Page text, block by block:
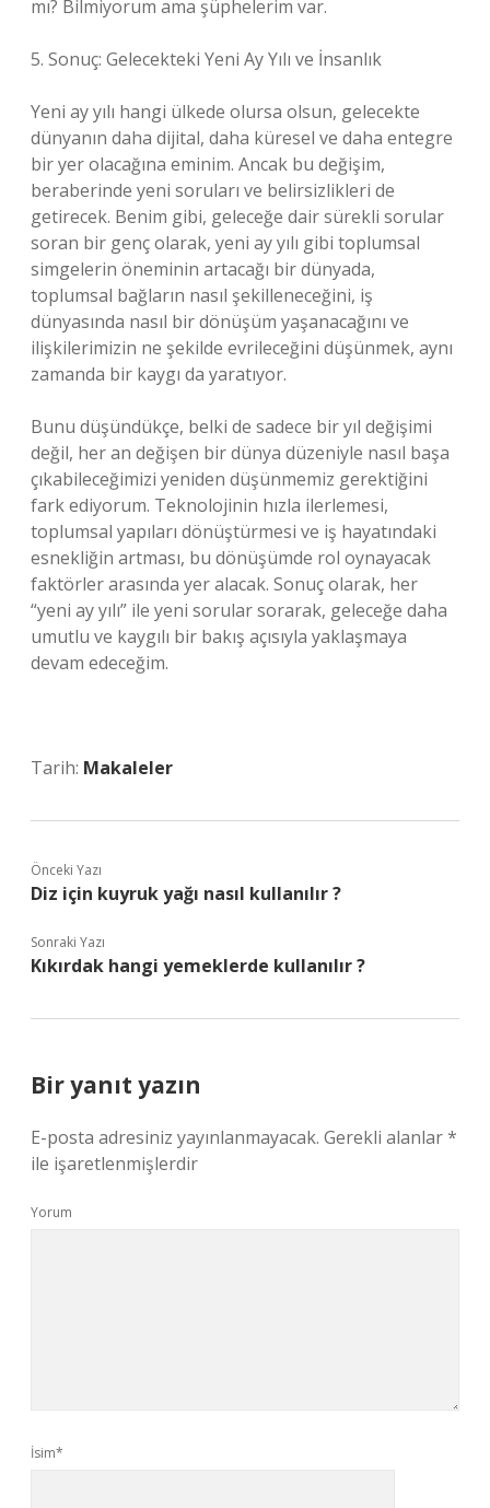
mı? Bilmiyorum ama şüphelerim var.
5. Sonuç: Gelecekteki Yeni Ay Yılı ve İnsanlık
Yeni ay yılı hangi ülkede olursa olsun, gelecekte
dünyanın daha dijital, daha küresel ve daha entegre
bir yer olacağına eminim. Ancak bu değişim,
beraberinde yeni soruları ve belirsizlikleri de
getirecek. Benim gibi, geleceğe dair sürekli sorular
soran bir genç olarak, yeni ay yılı gibi toplumsal
simgelerin öneminin artacağı bir dünyada,
toplumsal bağların nasıl şekilleneceğini, iş
dünyasında nasıl bir dönüşüm yaşanacağını ve
ilişkilerimizin ne şekilde evrileceğini düşünmek, aynı
zamanda bir kaygı da yaratıyor.
Bunu düşündükçe, belki de sadece bir yıl değişimi
değil, her an değişen bir dünya düzeniyle nasıl başa
çıkabileceğimizi yeniden düşünmemiz gerektiğini
fark ediyorum. Teknolojinin hızla ilerlemesi,
toplumsal yapıları dönüştürmesi ve iş hayatındaki
esnekliğin artması, bu dönüşümde rol oynayacak
faktörler arasında yer alacak. Sonuç olarak, her
“yeni ay yılı” ile yeni sorular sorarak, geleceğe daha
umutlu ve kaygılı bir bakış açısıyla yaklaşmaya
devam edeceğim.
Tarih: Makaleler
Önceki Yazı
Diz için kuyruk yağı nasıl kullanılır ?
Sonraki Yazı
Kıkırdak hangi yemeklerde kullanılır ?
Bir yanıt yazın
E-posta adresiniz yayınlanmayacak. Gerekli alanlar*
ile işaretlenmişlerdir
Yorum
İsim*